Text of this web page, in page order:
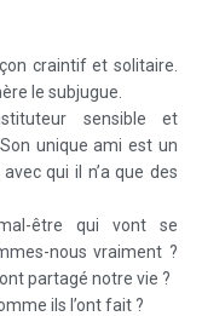
craintif et solitaire.
le subjugue.
sensible et
unique ami est un
qui il n’a que des
être qui vont se
nous vraiment ?
partagé notre vie ?
ils l’ont fait ?